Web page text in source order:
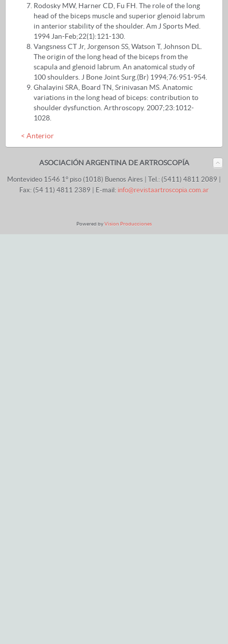
Rodosky MW, Harner CD, Fu FH. The role of the long
head of the biceps muscle and superior glenoid labrum
in anterior stability of the shoulder. Am J Sports Med.
1994 Jan-Feb;22(1):121-130.
Vangsness CT Jr, Jorgenson SS, Watson T, Johnson DL.
The origin of the long head of the biceps from the
scapula and glenoid labrum. An anatomical study of
100 shoulders. J Bone Joint Surg.(Br) 1994;76:951-954.
Ghalayini SRA, Board TN, Srinivasan MS. Anatomic
variations in the long head of biceps: contribution to
shoulder dysfunction. Arthroscopy. 2007;23:1012-
1028.
< Anterior
ASOCIACIÓN ARGENTINA DE ARTROSCOPÍA
Montevideo 1546 1° piso (1018) Buenos Aires | Tel.: (5411) 4811 2089 |
Fax: (54 11) 4811 2389 | E-mail: info@revistaartroscopia.com.ar
Powered byVision Producciones